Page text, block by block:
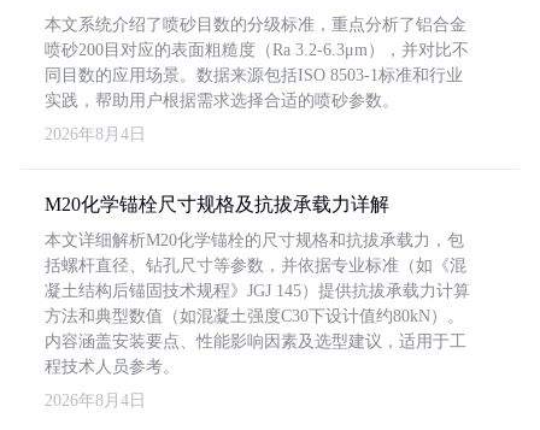
本文系统介绍了喷砂目数的分级标准，重点分析了铝合金
喷砂200目对应的表面粗糙度（Ra 3.2-6.3μm），并对比不
同目数的应用场景。数据来源包括ISO 8503-1标准和行业
实践，帮助用户根据需求选择合适的喷砂参数。
2026年8月4日
M20化学锚栓尺寸规格及抗拔承载力详解
本文详细解析M20化学锚栓的尺寸规格和抗拔承载力，包
括螺杆直径、钻孔尺寸等参数，并依据专业标准（如《混
凝土结构后锚固技术规程》JGJ 145）提供抗拔承载力计算
方法和典型数值（如混凝土强度C30下设计值约80kN）。
内容涵盖安装要点、性能影响因素及选型建议，适用于工
程技术人员参考。
2026年8月4日